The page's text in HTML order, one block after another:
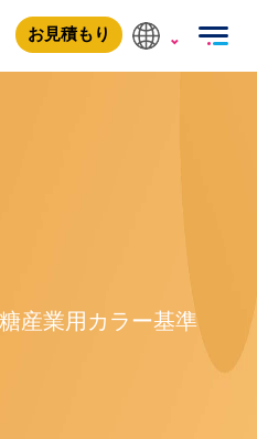
お見積もり
産業用カラー基準